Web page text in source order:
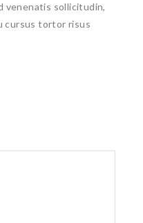
venenatis sollicitudin,
cursus tortor risus